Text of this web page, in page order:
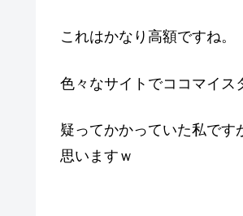
これはかなり高額ですね。
色々なサイトでココマイス
疑ってかかっていた私です
思いますｗ